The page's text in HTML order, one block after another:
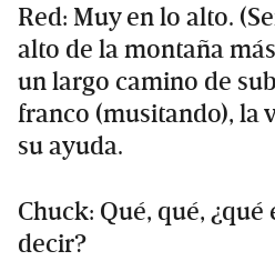
Red: Muy en lo alto.
alto de la montaña
un largo camino de
franco (musitando), la
su ayuda.
Chuck: Qué, qué,
decir?